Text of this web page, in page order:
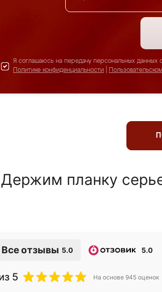
Я соглашаюсь на передачу персональных данных
Политике конфиденциальности
Держим планку
Все отзывы 5.0 5.0
5 На основе 945 оценок